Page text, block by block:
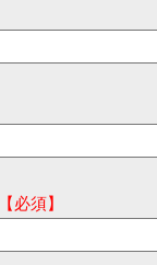
【必須】